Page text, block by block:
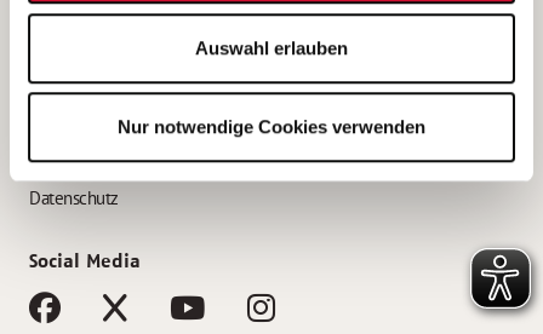
Auswahl erlauben
Nur notwendige Cookies verwenden
AWO Gliederungen nach Bundesland
Impressum
Datenschutz
Social Media